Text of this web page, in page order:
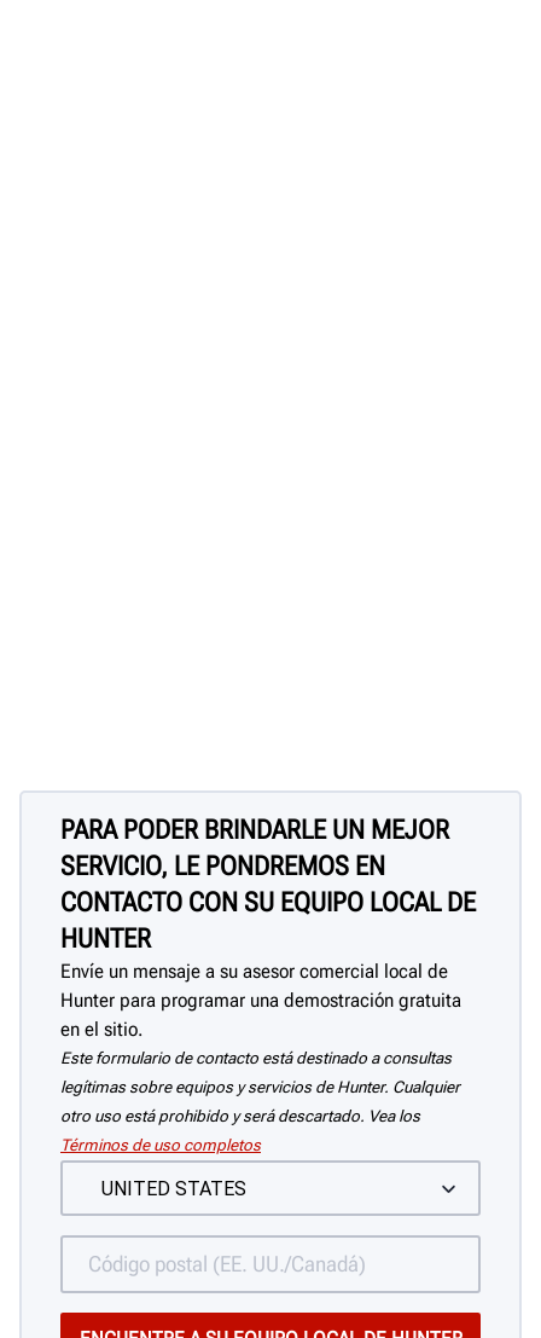
PARA PODER BRINDARLE UN MEJOR
SERVICIO, LE PONDREMOS EN
CONTACTO CON SU EQUIPO LOCAL DE
HUNTER
Envíe un mensaje a su asesor comercial local de
Hunter para programar una demostración gratuita
en el sitio.
Este formulario de contacto está destinado a consultas
legítimas sobre equipos y servicios de Hunter. Cualquier
otro uso está prohibido y será descartado. Vea los
Términos de uso completos